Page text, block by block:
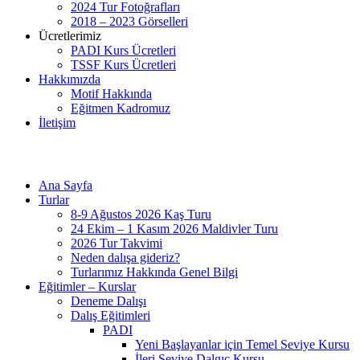
2024 Tur Fotoğrafları
2018 – 2023 Görselleri
Ücretlerimiz
PADI Kurs Ücretleri
TSSF Kurs Ücretleri
Hakkımızda
Motif Hakkında
Eğitmen Kadromuz
İletişim
Ana Sayfa
Turlar
8-9 Ağustos 2026 Kaş Turu
24 Ekim – 1 Kasım 2026 Maldivler Turu
2026 Tur Takvimi
Neden dalışa gideriz?
Turlarımız Hakkında Genel Bilgi
Eğitimler – Kurslar
Deneme Dalışı
Dalış Eğitimleri
PADI
Yeni Başlayanlar için Temel Seviye Kursu